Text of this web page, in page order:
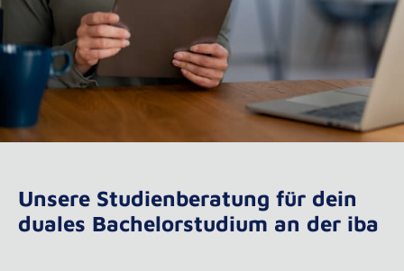
Unsere Studienberatung für dein
duales Bachelorstudium an der iba